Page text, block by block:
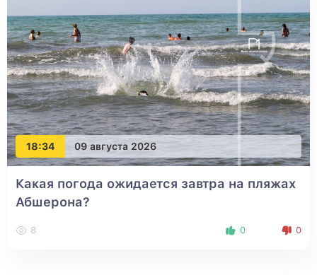
18:34 09 августа 2026
Какая погода ожидается завтра на пляжах
Абшерона?
8 0 0